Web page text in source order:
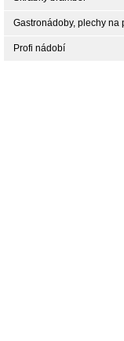
Gastronádoby, plechy na
Profi nádobí